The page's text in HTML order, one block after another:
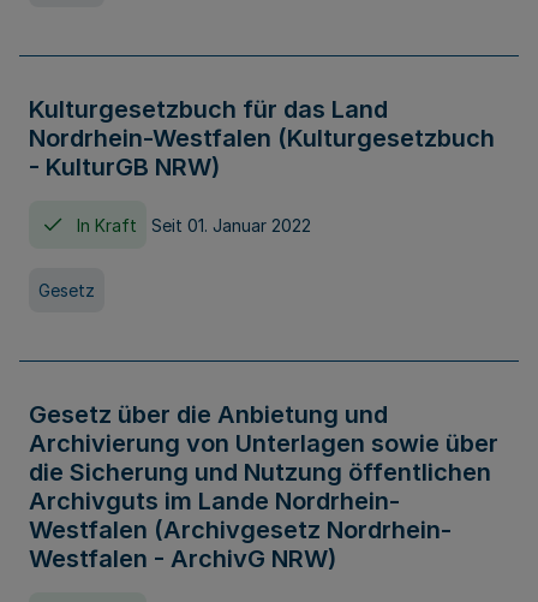
Kulturgesetzbuch für das Land
Nordrhein-Westfalen (Kulturgesetzbuch
- KulturGB NRW)
In Kraft Seit 01. Januar 2022
Gesetz
Gesetz über die Anbietung und
Archivierung von Unterlagen sowie über
die Sicherung und Nutzung öffentlichen
Archivguts im Lande Nordrhein-
Westfalen (Archivgesetz Nordrhein-
Westfalen - ArchivG NRW)